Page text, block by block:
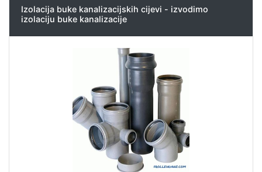
Izolacija buke kanalizacijskih cijevi - izvodimo
izolaciju buke kanalizacije